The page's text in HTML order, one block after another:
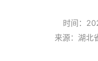
时间：
来源：湖北